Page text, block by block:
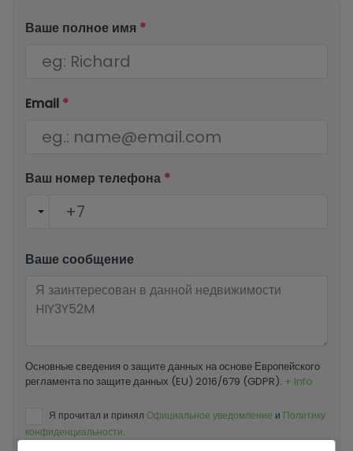
Ваше полное имя *
Email *
Ваш номер телефона *
Ваше сообщение
Основные сведения о защите данных на основе Европейского
регламента по защите данных (EU) 2016/679 (GDPR). + Info
Я прочитал и принял Официальное уведомление и Политику
конфиденциальности.